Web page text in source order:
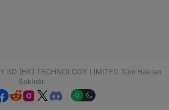
3D (HK) TECHNOLOGY LIMITED Tüm Hakları
Saklıdır.
  